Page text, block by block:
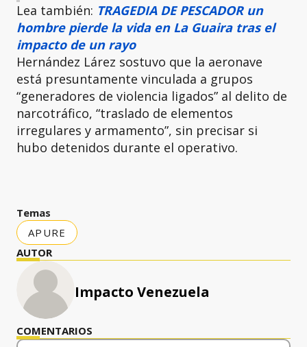
Lea también: TRAGEDIA DE PESCADOR un
hombre pierde la vida en La Guaira tras el
impacto de un rayo
Hernández Lárez sostuvo que la aeronave
está presuntamente vinculada a grupos
“generadores de violencia ligados” al delito de
narcotráfico, “traslado de elementos
irregulares y armamento”, sin precisar si
hubo detenidos durante el operativo.
Temas
APURE
AUTOR
Impacto Venezuela
COMENTARIOS